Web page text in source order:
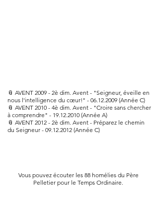
📎 AVENT 2009 - 2è dim. Avent - "Seigneur, éveille en
nous l'intelligence du cœur!" - 06.12.2009 (Année C)
📎 AVENT 2010 - 4è dim. Avent - "Croire sans chercher
à comprendre" - 19.12.2010 (Année A)
📎 AVENT 2012 - 2è dim. Avent - Préparez le chemin
du Seigneur - 09.12.2012 (Année C)
Vous pouvez écouter les 88 homélies du Père
Pelletier pour le Temps Ordinaire.